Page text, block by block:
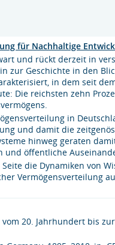
für Nachhaltige
und rückt derzeit in
zur Geschichte in den
in dem seit
Die reichsten zehn
in
und damit die
hinweg geraten
und öffentliche
die Dynamiken von
Vermögensverteilung
20. Jahrhundert bis